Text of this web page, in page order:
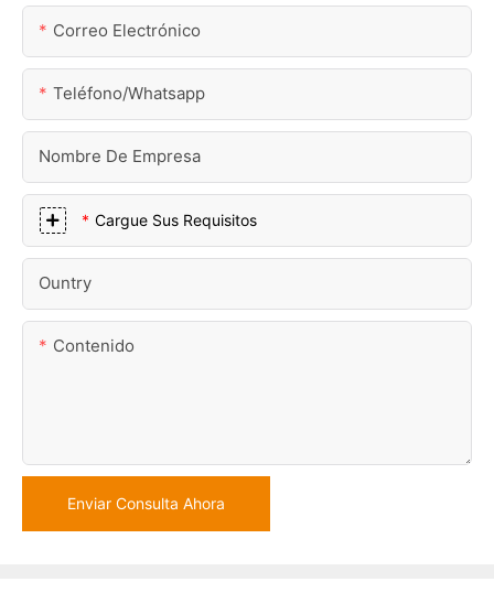
Correo Electrónico
Teléfono/whatsapp
Nombre De Empresa
Cargue Sus Requisitos
Ountry
Contenido
Enviar Consulta Ahora